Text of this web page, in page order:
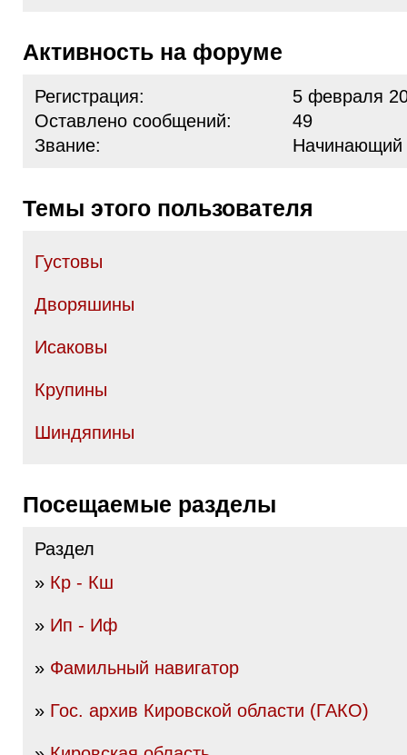
Активность на форуме
Регистрация:
5 февраля
Оставлено сообщений:
49
Звание:
Начинающий
Темы этого пользователя
Густовы
Дворяшины
Исаковы
Крупины
Шиндяпины
Посещаемые разделы
Раздел
» Кр - Кш
» Ип - Иф
» Фамильный навигатор
» Гос. архив Кировской области (ГАКО)